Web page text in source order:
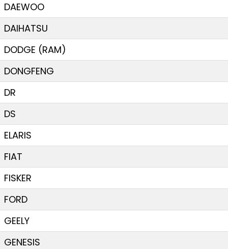
DAEWOO
DAIHATSU
DODGE (RAM)
DONGFENG
DR
DS
ELARIS
FIAT
FISKER
FORD
GEELY
GENESIS